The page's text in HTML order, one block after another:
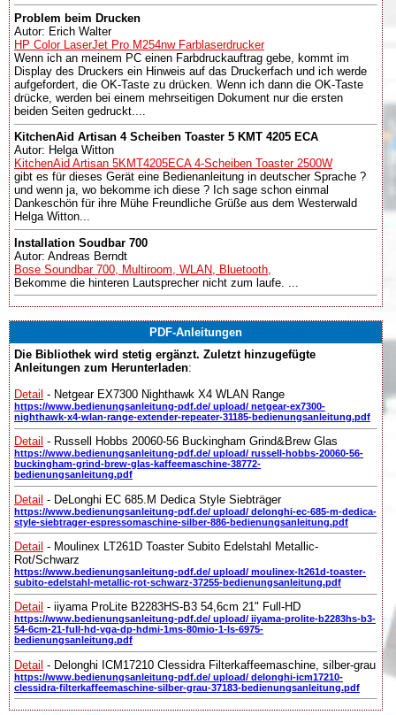
Problem beim Drucken
Autor: Erich Walter
HP Color LaserJet Pro M254nw Farblaserdrucker
Wenn ich an meinem PC einen Farbdruckauftrag gebe, kommt im
Display des Druckers ein Hinweis auf das Druckerfach und ich werde
aufgefordert, die OK-Taste zu drücken. Wenn ich dann die OK-Taste
drücke, werden bei einem mehrseitigen Dokument nur die ersten
beiden Seiten gedruckt....
KitchenAid Artisan 4 Scheiben Toaster 5 KMT 4205 ECA
Autor: Helga Witton
KitchenAid Artisan 5KMT4205ECA 4-Scheiben Toaster 2500W
gibt es für dieses Gerät eine Bedienanleitung in deutscher Sprache ?
und wenn ja, wo bekomme ich diese ? Ich sage schon einmal
Dankeschön für ihre Mühe Freundliche Grüße aus dem Westerwald
Helga Witton...
Installation Soudbar 700
Autor: Andreas Berndt
Bose Soundbar 700, Multiroom, WLAN, Bluetooth,
Bekomme die hinteren Lautsprecher nicht zum laufe. ...
PDF-Anleitungen
Die Bibliothek wird stetig ergänzt. Zuletzt hinzugefügte
Anleitungen zum Herunterladen:
Detail - Netgear EX7300 Nighthawk X4 WLAN Range
https://www.bedienungsanleitung-pdf.de/ upload/ netgear-ex7300-
nighthawk-x4-wlan-range-extender-repeater-31185-bedienungsanleitung.pdf
Detail - Russell Hobbs 20060-56 Buckingham Grind&Brew Glas
https://www.bedienungsanleitung-pdf.de/ upload/ russell-hobbs-20060-56-
buckingham-grind-brew-glas-kaffeemaschine-38772-
bedienungsanleitung.pdf
Detail - DeLonghi EC 685.M Dedica Style Siebträger
https://www.bedienungsanleitung-pdf.de/ upload/ delonghi-ec-685-m-dedica-
style-siebtrager-espressomaschine-silber-886-bedienungsanleitung.pdf
Detail - Moulinex LT261D Toaster Subito Edelstahl Metallic-
Rot/Schwarz
https://www.bedienungsanleitung-pdf.de/ upload/ moulinex-lt261d-toaster-
subito-edelstahl-metallic-rot-schwarz-37255-bedienungsanleitung.pdf
Detail - iiyama ProLite B2283HS-B3 54,6cm 21" Full-HD
https://www.bedienungsanleitung-pdf.de/ upload/ iiyama-prolite-b2283hs-b3-
54-6cm-21-full-hd-vga-dp-hdmi-1ms-80mio-1-ls-6975-
bedienungsanleitung.pdf
Detail - Delonghi ICM17210 Clessidra Filterkaffeemaschine, silber-grau
https://www.bedienungsanleitung-pdf.de/ upload/ delonghi-icm17210-
clessidra-filterkaffeemaschine-silber-grau-37183-bedienungsanleitung.pdf